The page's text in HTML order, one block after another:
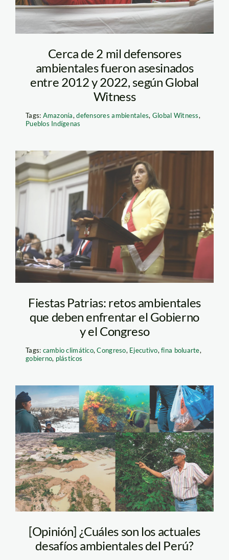
Cerca de 2 mil defensores
ambientales fueron asesinados
entre 2012 y 2022, según Global
Witness
Tags: Amazonía,defensores ambientales, Global Witness,
Pueblos Indígenas
dina boluarte – andina
Fiestas Patrias: retos ambientales
que deben enfrentar el Gobierno
y el Congreso
Tags: cambio climático,Congreso, Ejecutivo,fina boluarte,
gobierno, plásticos
desafios-ambientales
—spda
[Opinión] ¿Cuáles son los actuales
desafíos ambientales del Perú?